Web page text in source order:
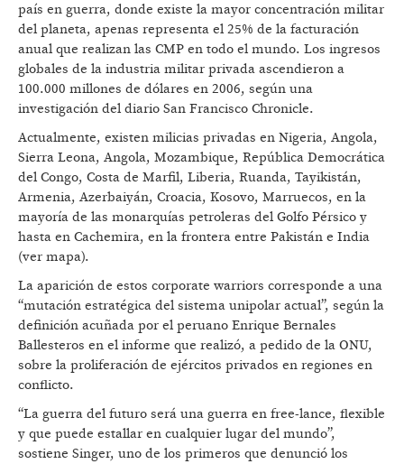
país en guerra, donde existe la mayor concentración militar
del planeta, apenas representa el 25% de la facturación
anual que realizan las CMP en todo el mundo. Los ingresos
globales de la industria militar privada ascendieron a
100.000 millones de dólares en 2006, según una
investigación del diario San Francisco Chronicle.
Actualmente, existen milicias privadas en Nigeria, Angola,
Sierra Leona, Angola, Mozambique, República Democrática
del Congo, Costa de Marfil, Liberia, Ruanda, Tayikistán,
Armenia, Azerbaiyán, Croacia, Kosovo, Marruecos, en la
mayoría de las monarquías petroleras del Golfo Pérsico y
hasta en Cachemira, en la frontera entre Pakistán e India
(ver mapa).
La aparición de estos corporate warriors corresponde a una
“mutación estratégica del sistema unipolar actual”, según la
definición acuñada por el peruano Enrique Bernales
Ballesteros en el informe que realizó, a pedido de la ONU,
sobre la proliferación de ejércitos privados en regiones en
conflicto.
“La guerra del futuro será una guerra en free-lance, flexible
y que puede estallar en cualquier lugar del mundo”,
sostiene Singer, uno de los primeros que denunció los